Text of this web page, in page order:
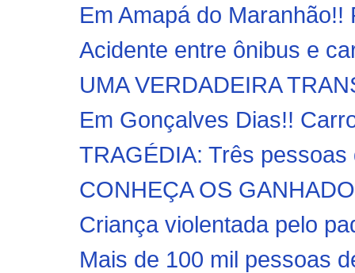
Em Amapá do Maranhão!!
Acidente entre ônibus e
UMA VERDADEIRA
Em Gonçalves Dias!!
TRAGÉDIA: Três
CONHEÇA OS
Criança violentada pelo
Mais de 100 mil pessoas